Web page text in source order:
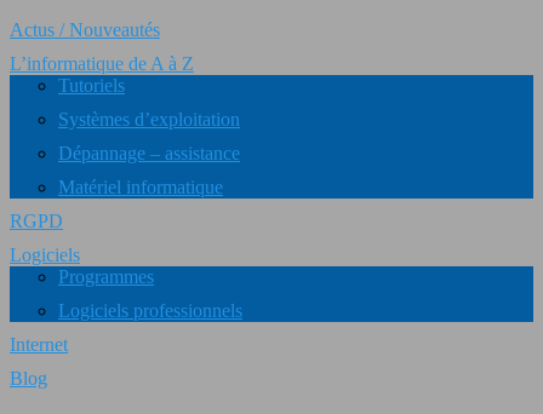
Actus / Nouveautés
L’informatique de A à Z
Tutoriels
Systèmes d’exploitation
Dépannage – assistance
Matériel informatique
RGPD
Logiciels
Programmes
Logiciels professionnels
Internet
Blog